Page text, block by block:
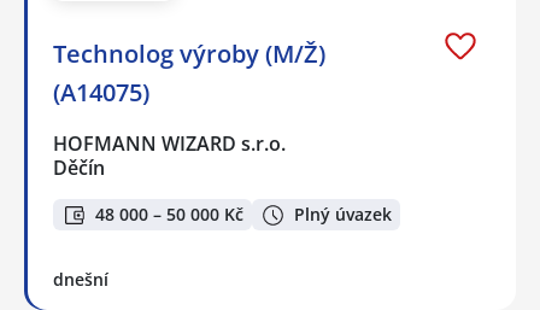
Technolog výroby (M/Ž)
(A14075)
HOFMANN WIZARD s.r.o.
Děčín
48 000 – 50 000 Kč Plný úvazek
dnešní